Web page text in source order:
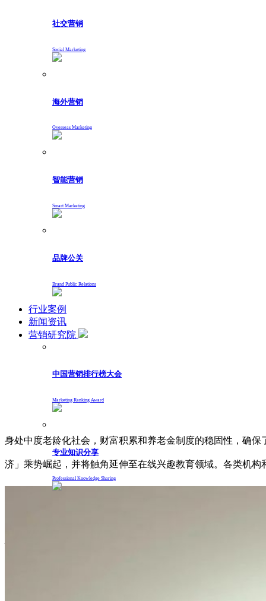
社交营销
Social Marketing
海外营销
Overseas Marketing
智能营销
Smart Marketing
品牌公关
Brand Public Relations
行业案例
新闻资讯
营销研究院
中国营销排行榜大会
Marketing Ranking Award
专业知识分享
Professional Knowledge Sharing
身处中度老龄化社会，财富积累和养老金制度的稳固性，确
济」乘势崛起，并将触角延伸至在线兴趣教育领域。各类机